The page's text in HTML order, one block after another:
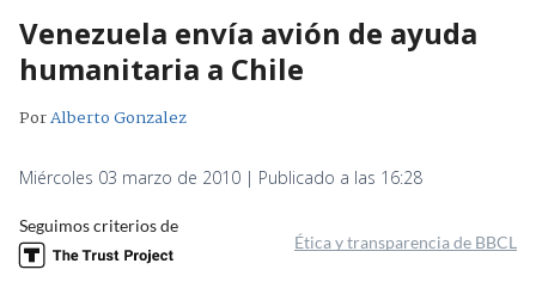
Venezuela envía avión de ayuda
humanitaria a Chile
PorAlberto Gonzalez
Miércoles 03 marzo de 2010 | Publicado a las 16:28
Seguimos criterios de
Ética y transparencia de BBCL